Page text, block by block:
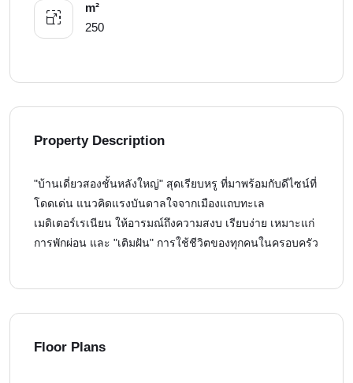
m²
250
Property Description
"บ้านเดี่ยวสองชั้นหลังใหญ่" สุดเรียบหรู ที่มาพร้อมกับดีไซน์ที่
โดดเด่น แนวคิดแรงบันดาลใจจากเมืองแถบทะเล
เมดิเตอร์เรเนียน ให้อารมณ์ถึงความสงบ เรียบง่าย เหมาะแก่
การพักผ่อน และ "เติมฝัน" การใช้ชีวิตของทุกคนในครอบครัว
Floor Plans